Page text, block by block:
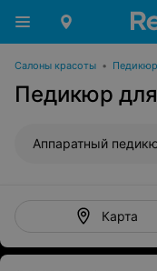
Салоны красоты • Педикюр
Педикюр
Аппаратный
Карта